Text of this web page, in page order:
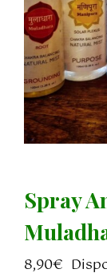
Spray
8,90€